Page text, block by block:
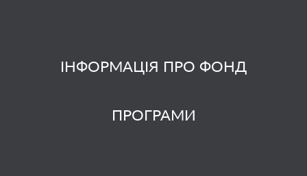
ІНФОРМАЦІЯ ПРО ФОНД
ПРОГРАМИ